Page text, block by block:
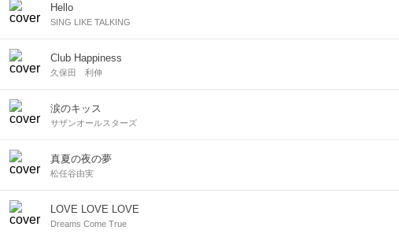
Hello
SING LIKE TALKING
Club Happiness
久保田 利伸
涙のキッス
サザンオールスターズ
真夏の夜の夢
松任谷由実
LOVE LOVE LOVE
Dreams Come True